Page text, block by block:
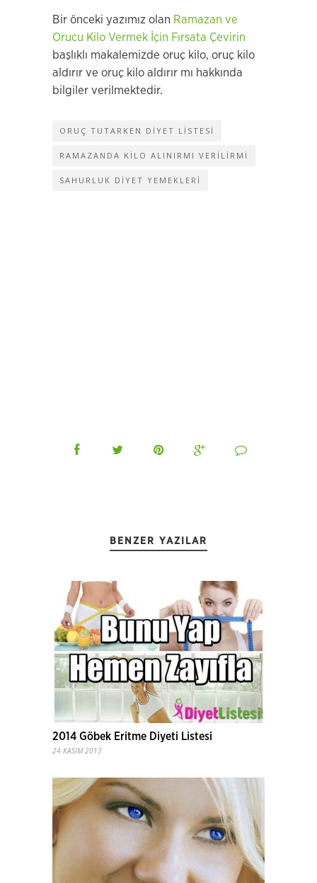
Bir önceki yazımız olan Ramazan ve
Orucu Kilo Vermek İçin Fırsata Çevirin
başlıklı makalemizde oruç kilo, oruç kilo
aldırır ve oruç kilo aldırır mı hakkında
bilgiler verilmektedir.
ORUÇ TUTARKEN DIYET LISTESI
RAMAZANDA KILO ALINIRMI VERILIRMI
SAHURLUK DIYET YEMEKLERI
BENZER YAZILAR
2014 Göbek Eritme Diyeti Listesi
24 KASIM 2013